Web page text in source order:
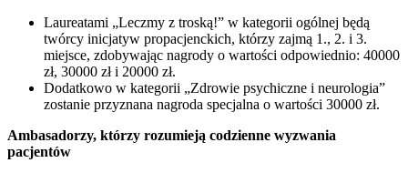
Laureatami „Leczmy z troską!” w kategorii ogólnej będą
twórcy inicjatyw propacjenckich, którzy zajmą 1., 2. i 3.
miejsce, zdobywając nagrody o wartości odpowiednio: 40000
zł, 30000 zł i 20000 zł.
Dodatkowo w kategorii „Zdrowie psychiczne i neurologia”
zostanie przyznana nagroda specjalna o wartości 30000 zł.
Ambasadorzy, którzy rozumieją codzienne wyzwania
pacjentów